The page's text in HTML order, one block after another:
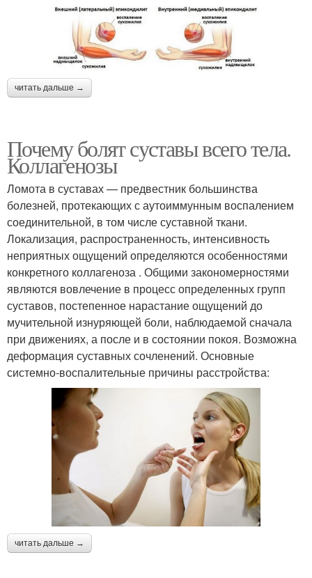
читать дальше →
Почему болят суставы всего тела.
Коллагенозы
Ломота в суставах — предвестник большинства
болезней, протекающих с аутоиммунным воспалением
соединительной, в том числе суставной ткани.
Локализация, распространенность, интенсивность
неприятных ощущений определяются особенностями
конкретного коллагеноза . Общими закономерностями
являются вовлечение в процесс определенных групп
суставов, постепенное нарастание ощущений до
мучительной изнуряющей боли, наблюдаемой сначала
при движениях, а после и в состоянии покоя. Возможна
деформация суставных сочленений. Основные
системно-воспалительные причины расстройства:
читать дальше →